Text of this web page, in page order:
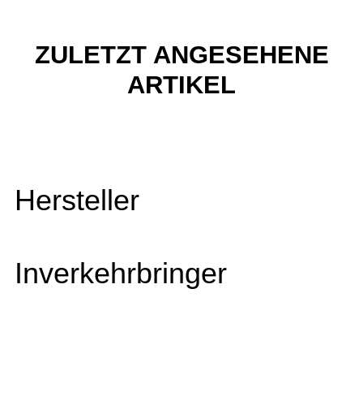
ZULETZT ANGESEHENE
ARTIKEL
Hersteller
Inverkehrbringer